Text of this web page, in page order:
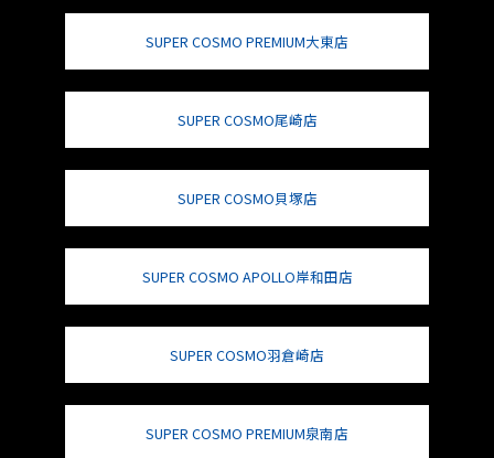
SUPER COSMO PREMIUM大東店
SUPER COSMO尾崎店
SUPER COSMO貝塚店
SUPER COSMO APOLLO岸和田店
SUPER COSMO羽倉崎店
SUPER COSMO PREMIUM泉南店